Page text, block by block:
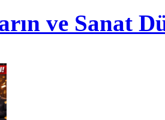
ve Sanat